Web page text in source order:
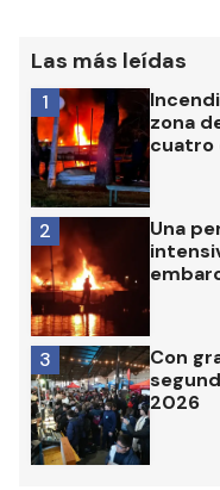
Las más leídas
zona
cuatro
1
Una
2
Con
2026
3